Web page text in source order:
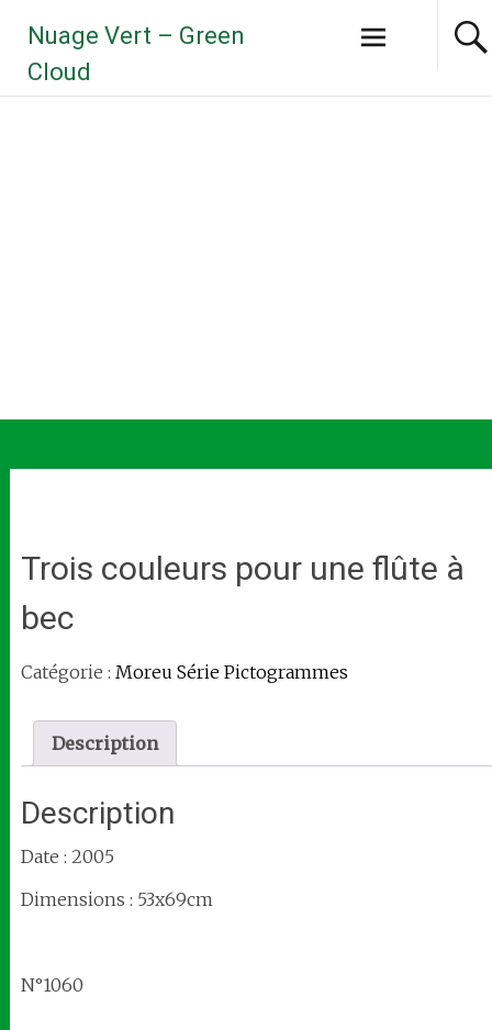
contenu
principal
Nuage Vert – Green
Cloud
Trois couleurs pour une flûte à
bec
Catégorie : Moreu Série Pictogrammes
Description
Description
Date : 2005
Dimensions : 53x69cm
N°1060